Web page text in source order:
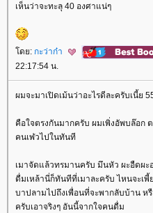
เห็นว่าจะทะลุ 40 องศาแน่ๆ
ดย: กะว่าก๋า
22:17:54 น.
ผมจะมาเปิดเม้นว่าอะไรดีละครับเนี้ย
คือใจตรงกันมากครับ ผมเพิ่งอัพบล๊อก
คนเฬวไปในทันที
เมาจัดแล้วทรมานครับ มึนหัว ผะอืดผ
ดื่มเหล้านี่ก็ทันทีที่เมาละครับ ไหนจะเ
บาปลามไปถึงเพื่อนที่จะพากลับบ้าน ห
ครับเอาจริงๆ อันนี้จากใจคนดื่ม